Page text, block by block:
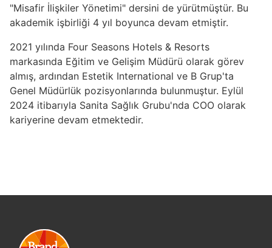
"Misafir İlişkiler Yönetimi" dersini de yürütmüştür. Bu
akademik işbirliği 4 yıl boyunca devam etmiştir.
2021 yılında Four Seasons Hotels & Resorts
markasında Eğitim ve Gelişim Müdürü olarak görev
almış, ardından Estetik International ve B Grup'ta
Genel Müdürlük pozisyonlarında bulunmuştur. Eylül
2024 itibarıyla Sanita Sağlık Grubu'nda COO olarak
kariyerine devam etmektedir.